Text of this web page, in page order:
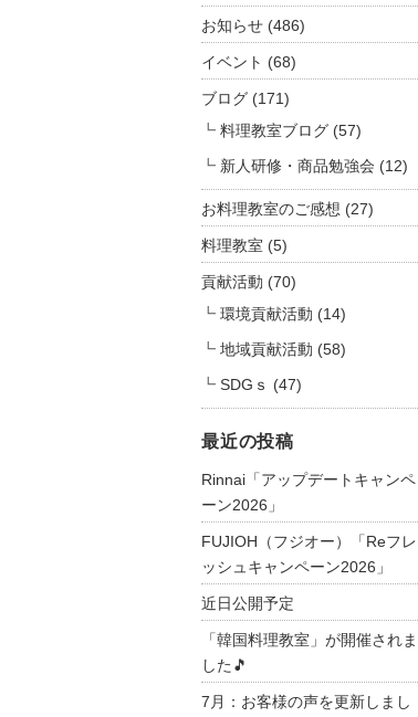
お知らせ (486)
イベント (68)
ブログ (171)
料理教室ブログ(57)
新人研修・商品勉強会 (12)
お料理教室のご感想 (27)
料理教室 (5)
貢献活動 (70)
環境貢献活動 (14)
地域貢献活動 (58)
SDGｓ (47)
最近の投稿
Rinnai「アップデートキャンペ
ーン2026」
FUJIOH（フジオー）「Reフレ
ッシュキャンペーン2026」
近日公開予定
「韓国料理教室」が開催されま
した🎵
7月：お客様の声を更新しまし